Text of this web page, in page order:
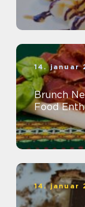
14. januar
Brunch
Food
14. januar